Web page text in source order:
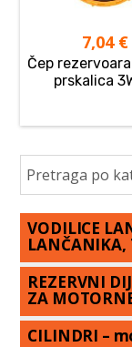
7,04 €
Čep
prskalica
VODILICE
LANČANIKA,
REZERVNI
ZA
CILINDRI –